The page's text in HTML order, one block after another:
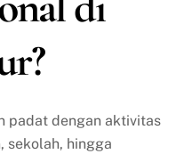
padat dengan aktivitas
sekolah, hingga